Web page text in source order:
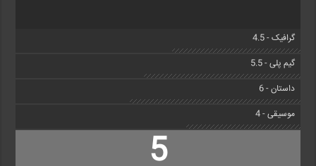
گرافیک - 4.5
گیم پلی - 5.5
داستان - 6
موسیقی - 4
5